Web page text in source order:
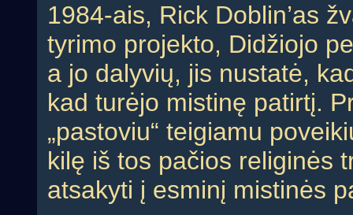
1984-ais, Rick Doblin’as
tyrimo projekto, Didžiojo
a jo dalyvių, jis nustatė,
kad turėjo mistinę patirtį.
„pastoviu“ teigiamu
kilę iš tos pačios religinės
atsakyti į esminį mistinės